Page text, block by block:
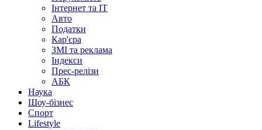
Інтернет та IT
Авто
Податки
Кар'єра
ЗМІ та реклама
Індекси
Прес-релізи
АБК
Наука
Шоу-бізнес
Спорт
Lifestyle